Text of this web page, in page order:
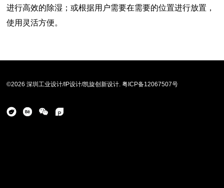
进行高效的除湿；或根据用户需要在需要的位置进行放置，
使用灵活方便。
©2026 深圳工业设计/IP设计/凯旋创新设计. 粤ICP备12067507号